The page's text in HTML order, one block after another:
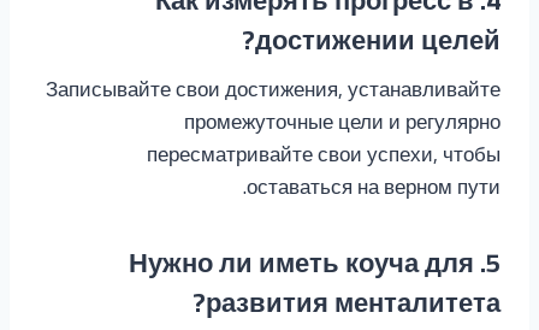
достижении целей?
Записывайте свои достижения, устанавливайте
промежуточные цели и регулярно
пересматривайте свои успехи, чтобы
оставаться на верном пути.
5. Нужно ли иметь коуча для
развития менталитета?